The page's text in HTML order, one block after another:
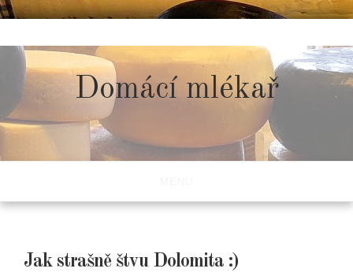
to
content
Domácí mlékař
Jak strašně štvu Dolomita :)